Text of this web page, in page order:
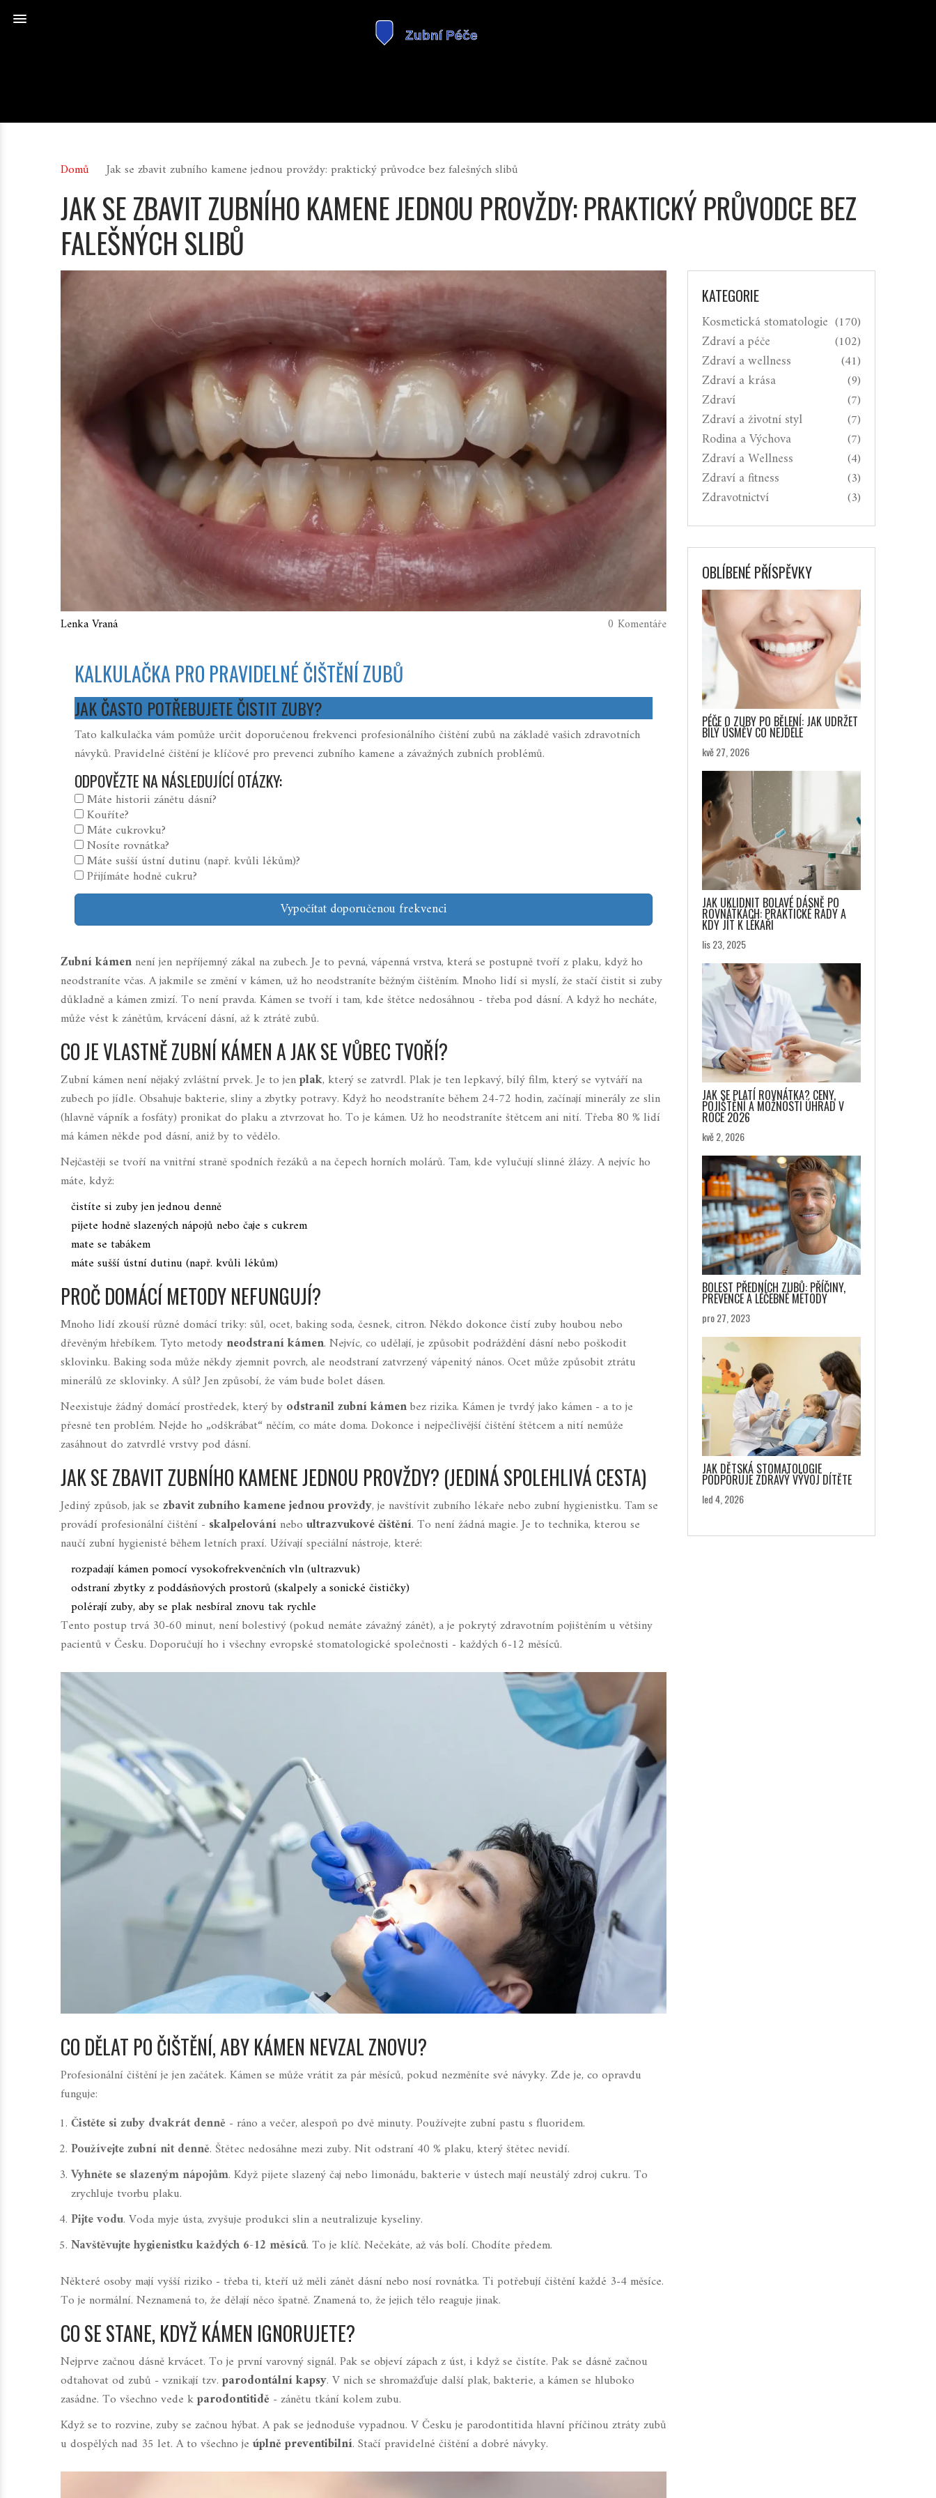
Domů Jak se zbavit zubního kamene jednou provždy: praktický průvodce bez falešných slibů
JAK SE ZBAVIT ZUBNÍHO KAMENE JEDNOU PROVŽDY: PRAKTICKÝ PRŮVODCE BEZ
FALEŠNÝCH SLIBŮ
Lenka Vraná 0 Komentáře
KALKULAČKA PRO PRAVIDELNÉ ČIŠTĚNÍ ZUBŮ
JAK ČASTO POTŘEBUJETE ČISTIT ZUBY?
Tato kalkulačka vám pomůže určit doporučenou frekvenci profesionálního čištění zubů na základě vašich zdravotních
návyků. Pravidelné čištění je klíčové pro prevenci zubního kamene a závažných zubních problémů.
ODPOVĚZTE NA NÁSLEDUJÍCÍ OTÁZKY:
Máte historii zánětu dásní?
Kouříte?
Máte cukrovku?
Nosíte rovnátka?
Máte sušší ústní dutinu (např. kvůli lékům)?
Přijímáte hodně cukru?
Vypočítat doporučenou frekvenci
Zubní kámennení jen nepříjemný zákal na zubech. Je to pevná, vápenná vrstva, která se postupně tvoří z plaku, když ho
neodstraníte včas. A jakmile se změní v kámen, už ho neodstraníte běžným čištěním. Mnoho lidí si myslí, že stačí čistit si zuby
důkladně a kámen zmizí. To není pravda. Kámen se tvoří i tam, kde štětce nedosáhnou - třeba pod dásní. A když ho necháte,
může vést k zánětům, krvácení dásní, až k ztrátě zubů.
CO JE VLASTNĚ ZUBNÍ KÁMEN A JAK SE VŮBEC TVOŘÍ?
Zubní kámen není nějaký zvláštní prvek. Je to jenplak, který se zatvrdl. Plak je ten lepkavý, bílý film, který se vytváří na
zubech po jídle. Obsahuje bakterie, sliny a zbytky potravy. Když ho neodstraníte během 24-72 hodin, začínají minerály ze slin
(hlavně vápník a fosfáty) pronikat do plaku a ztvrzovat ho. To je kámen. Už ho neodstraníte štětcem ani nití. Třeba 80 % lidí
má kámen někde pod dásní, aniž by to vědělo.
Nejčastěji se tvoří na vnitřní straně spodních řezáků a na čepech horních molárů. Tam, kde vylučují slinné žlázy. A nejvíc ho
máte, když:
čistíte si zuby jen jednou denně
pijete hodně slazených nápojů nebo čaje s cukrem
mate se tabákem
máte sušší ústní dutinu (např. kvůli lékům)
PROČ DOMÁCÍ METODY NEFUNGUJÍ?
Mnoho lidí zkouší různé domácí triky: sůl, ocet, baking soda, česnek, citron. Někdo dokonce čistí zuby houbou nebo
dřevěným hřebíkem. Tyto metody neodstraní kámen. Nejvíc, co udělají, je způsobit podráždění dásní nebo poškodit
sklovinku. Baking soda může někdy zjemnit povrch, ale neodstraní zatvrzený vápenitý nános. Ocet může způsobit ztrátu
minerálů ze sklovinky. A sůl? Jen způsobí, že vám bude bolet dásen.
Neexistuje žádný domácí prostředek, který by odstranil zubní kámenbez rizika. Kámen je tvrdý jako kámen - a to je
přesně ten problém. Nejde ho „odškrábat“ něčím, co máte doma. Dokonce i nejpečlivější čištění štětcem a nití nemůže
zasáhnout do zatvrdlé vrstvy pod dásní.
JAK SE ZBAVIT ZUBNÍHO KAMENE JEDNOU PROVŽDY? (JEDINÁ SPOLEHLIVÁ CESTA)
Jediný způsob, jak se zbavit zubního kamene jednou provždy, je navštívit zubního lékaře nebo zubní hygienistku. Tam se
provádí profesionální čištění - skalpelovánínebo ultrazvukové čištění. To není žádná magie. Je to technika, kterou se
naučí zubní hygienisté během letních praxí. Užívají speciální nástroje, které:
rozpadají kámen pomocí vysokofrekvenčních vln (ultrazvuk)
odstraní zbytky z poddásňových prostorů (skalpely a sonické čističky)
polérají zuby, aby se plak nesbíral znovu tak rychle
Tento postup trvá 30-60 minut, není bolestivý (pokud nemáte závažný zánět), a je pokrytý zdravotním pojištěním u většiny
pacientů v Česku. Doporučují ho i všechny evropské stomatologické společnosti - každých 6-12 měsíců.
CO DĚLAT PO ČIŠTĚNÍ, ABY KÁMEN NEVZAL ZNOVU?
Profesionální čištění je jen začátek. Kámen se může vrátit za pár měsíců, pokud nezměníte své návyky. Zde je, co opravdu
funguje:
Čistěte si zuby dvakrát denně - ráno a večer, alespoň po dvě minuty. Používejte zubní pastu s fluoridem.
Používejte zubní nit denně. Štětec nedosáhne mezi zuby. Nit odstraní 40 % plaku, který štětec nevidí.
Vyhněte se slazeným nápojům. Když pijete slazený čaj nebo limonádu, bakterie v ústech mají neustálý zdroj cukru. To
zrychluje tvorbu plaku.
Pijte vodu. Voda myje ústa, zvyšuje produkci slin a neutralizuje kyseliny.
Navštěvujte hygienistku každých 6-12 měsíců. To je klíč. Nečekáte, až vás bolí. Chodíte předem.
Některé osoby mají vyšší riziko - třeba ti, kteří už měli zánět dásní nebo nosí rovnátka. Ti potřebují čištění každé 3-4 měsíce.
To je normální. Neznamená to, že dělají něco špatně. Znamená to, že jejich tělo reaguje jinak.
CO SE STANE, KDYŽ KÁMEN IGNORUJETE?
Nejprve začnou dásně krvácet. To je první varovný signál. Pak se objeví zápach z úst, i když se čistíte. Pak se dásně začnou
odtahovat od zubů - vznikají tzv. parodontální kapsy. V nich se shromažďuje další plak, bakterie, a kámen se hluboko
zasádne. To všechno vede kparodontitidě - zánětu tkání kolem zubu.
Když se to rozvine, zuby se začnou hýbat. A pak se jednoduše vypadnou. V Česku je parodontitida hlavní příčinou ztráty zubů
u dospělých nad 35 let. A to všechno je úplně preventibilní. Stačí pravidelné čištění a dobré návyky.
KATEGORIE
Kosmetická stomatologie (170)
Zdraví a péče (102)
Zdraví a wellness (41)
Zdraví a krása (9)
Zdraví (7)
Zdraví a životní styl (7)
Rodina a Výchova (7)
Zdraví a Wellness (4)
Zdraví a fitness (3)
Zdravotnictví (3)
OBLÍBENÉ PŘÍSPĚVKY
PÉČE O ZUBY PO BĚLENÍ: JAK UDRŽET
BÍLÝ ÚSMĚV CO NEJDÉLE
kvě 27, 2026
JAK UKLIDNIT BOLAVÉ DÁSNĚ PO
ROVNÁTKÁCH: PRAKTICKÉ RADY A
KDY JÍT K LÉKAŘI
lis 23, 2025
JAK SE PLATÍ ROVNÁTKA? CENY,
POJIŠTĚNÍ A MOŽNOSTI ÚHRAD V
ROCE 2026
kvě 2, 2026
BOLEST PŘEDNÍCH ZUBŮ: PŘÍČINY,
PREVENCE A LÉČEBNÉ METODY
pro 27, 2023
JAK DĚTSKÁ STOMATOLOGIE
PODPORUJE ZDRAVÝ VÝVOJ DÍTĚTE
led 4, 2026